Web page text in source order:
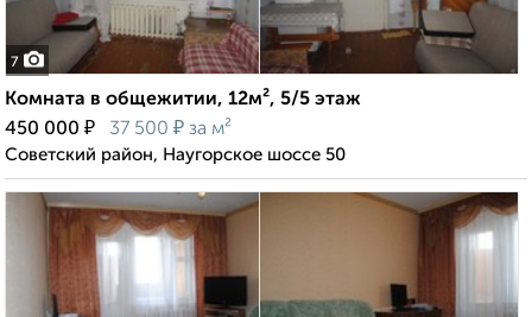
7
Комната в общежитии, 12м², 5/5 этаж
450 000 ₽ 37 500 ₽ за м²
Советский район, Наугорское шоссе 50